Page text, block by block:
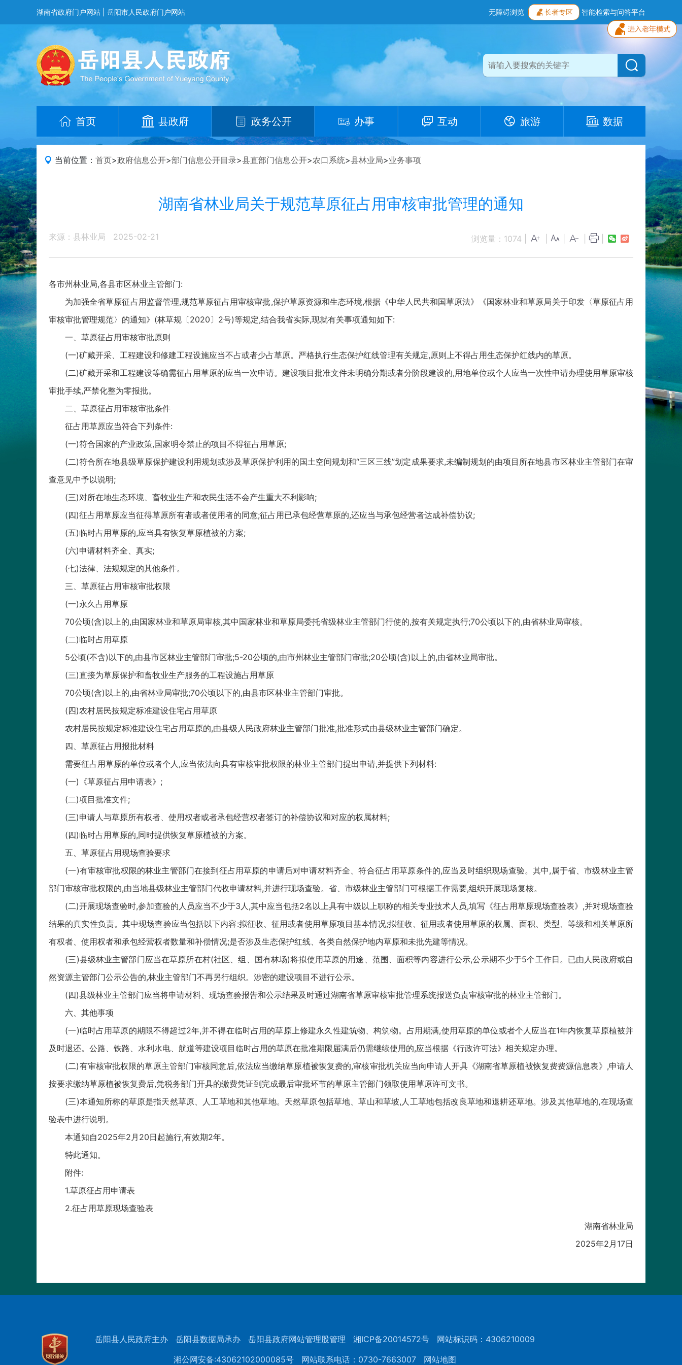
湖南省政府门户网站 岳阳市人民政府门户网站 无障碍浏览 长者专区 智能检索与问答平台
首页 县政府 政务公开 办事 互动 旅游 数据
当前位置： 首页>政府信息公开>部门信息公开目录>县直部门信息公开>农口系统>县林业局>业务事项
湖南省林业局关于规范草原征占用审核审批管理的通知
来源：县林业局 2025-02-21 浏览量： 1074
各市州林业局,各县市区林业主管部门:
为加强全省草原征占用监督管理,规范草原征占用审核审批,保护草原资源和生态环境,根据《中华人民共和国草原法》《国家林业和草原局关于印发〈草原征占用
审核审批管理规范〉的通知》(林草规〔2020〕2号)等规定,结合我省实际,现就有关事项通知如下:
一、草原征占用审核审批原则
(一)矿藏开采、工程建设和修建工程设施应当不占或者少占草原。严格执行生态保护红线管理有关规定,原则上不得占用生态保护红线内的草原。
(二)矿藏开采和工程建设等确需征占用草原的应当一次申请。建设项目批准文件未明确分期或者分阶段建设的,用地单位或个人应当一次性申请办理使用草原审核
审批手续,严禁化整为零报批。
二、草原征占用审核审批条件
征占用草原应当符合下列条件:
(一)符合国家的产业政策,国家明令禁止的项目不得征占用草原;
(二)符合所在地县级草原保护建设利用规划或涉及草原保护利用的国土空间规划和“三区三线”划定成果要求,未编制规划的由项目所在地县市区林业主管部门在审
查意见中予以说明;
(三)对所在地生态环境、畜牧业生产和农民生活不会产生重大不利影响;
(四)征占用草原应当征得草原所有者或者使用者的同意;征占用已承包经营草原的,还应当与承包经营者达成补偿协议;
(五)临时占用草原的,应当具有恢复草原植被的方案;
(六)申请材料齐全、真实;
(七)法律、法规规定的其他条件。
三、草原征占用审核审批权限
(一)永久占用草原
70公顷(含)以上的,由国家林业和草原局审核,其中国家林业和草原局委托省级林业主管部门行使的,按有关规定执行;70公顷以下的,由省林业局审核。
(二)临时占用草原
5公顷(不含)以下的,由县市区林业主管部门审批;5-20公顷的,由市州林业主管部门审批;20公顷(含)以上的,由省林业局审批。
(三)直接为草原保护和畜牧业生产服务的工程设施占用草原
70公顷(含)以上的,由省林业局审批;70公顷以下的,由县市区林业主管部门审批。
(四)农村居民按规定标准建设住宅占用草原
农村居民按规定标准建设住宅占用草原的,由县级人民政府林业主管部门批准,批准形式由县级林业主管部门确定。
四、草原征占用报批材料
需要征占用草原的单位或者个人,应当依法向具有审核审批权限的林业主管部门提出申请,并提供下列材料:
(一)《草原征占用申请表》;
(二)项目批准文件;
(三)申请人与草原所有权者、使用权者或者承包经营权者签订的补偿协议和对应的权属材料;
(四)临时占用草原的,同时提供恢复草原植被的方案。
五、草原征占用现场查验要求
(一)有审核审批权限的林业主管部门在接到征占用草原的申请后对申请材料齐全、符合征占用草原条件的,应当及时组织现场查验。其中,属于省、市级林业主管
部门审核审批权限的,由当地县级林业主管部门代收申请材料,并进行现场查验。省、市级林业主管部门可根据工作需要,组织开展现场复核。
(二)开展现场查验时,参加查验的人员应当不少于3人,其中应当包括2名以上具有中级以上职称的相关专业技术人员,填写《征占用草原现场查验表》,并对现场查验
结果的真实性负责。其中现场查验应当包括以下内容:拟征收、征用或者使用草原项目基本情况;拟征收、征用或者使用草原的权属、面积、类型、等级和相关草原所
有权者、使用权者和承包经营权者数量和补偿情况;是否涉及生态保护红线、各类自然保护地内草原和未批先建等情况。
(三)县级林业主管部门应当在草原所在村(社区、组、国有林场)将拟使用草原的用途、范围、面积等内容进行公示,公示期不少于5个工作日。已由人民政府或自
然资源主管部门公示公告的,林业主管部门不再另行组织。涉密的建设项目不进行公示。
(四)县级林业主管部门应当将申请材料、现场查验报告和公示结果及时通过湖南省草原审核审批管理系统报送负责审核审批的林业主管部门。
六、其他事项
(一)临时占用草原的期限不得超过2年,并不得在临时占用的草原上修建永久性建筑物、构筑物。占用期满,使用草原的单位或者个人应当在1年内恢复草原植被并
及时退还。公路、铁路、水利水电、航道等建设项目临时占用的草原在批准期限届满后仍需继续使用的,应当根据《行政许可法》相关规定办理。
(二)有审核审批权限的草原主管部门审核同意后,依法应当缴纳草原植被恢复费的,审核审批机关应当向申请人开具《湖南省草原植被恢复费费源信息表》,申请人
按要求缴纳草原植被恢复费后,凭税务部门开具的缴费凭证到完成最后审批环节的草原主管部门领取使用草原许可文书。
(三)本通知所称的草原是指天然草原、人工草地和其他草地。天然草原包括草地、草山和草坡,人工草地包括改良草地和退耕还草地。涉及其他草地的,在现场查
验表中进行说明。
本通知自2025年2月20日起施行,有效期2年。
特此通知。
附件:
1.草原征占用申请表
2.征占用草原现场查验表
湖南省林业局
2025年2月17日
岳阳县人民政府主办 岳阳县数据局承办 岳阳县政府网站管理股管理 湘ICP备20014572号
网站标识码：4306210009
湘公网安备:43062102000085号
网站联系电话：0730-7663007 网站地图